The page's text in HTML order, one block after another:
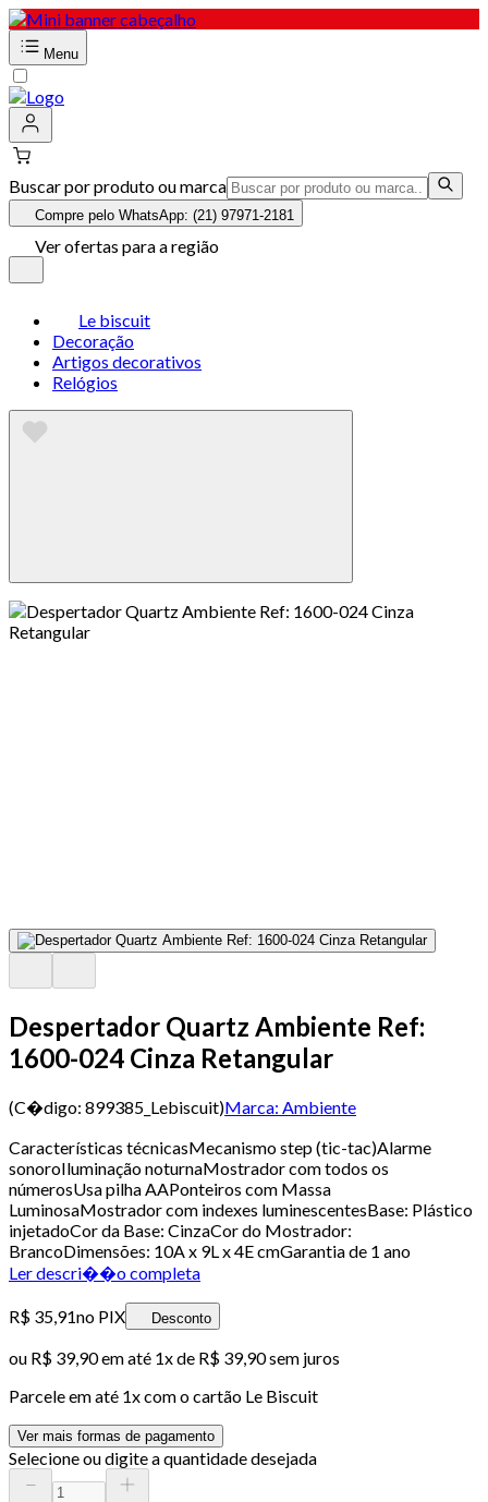
Menu
Buscar por produto ou marca
Compre pelo WhatsApp: (21) 97971-2181
Ver ofertas para a região
Le biscuit
Decoração
Artigos decorativos
Relógios
Despertador Quartz Ambiente Ref:
1600-024 Cinza Retangular
(C�digo: 899385_Lebiscuit)Marca: Ambiente
Características técnicasMecanismo step (tic-tac)Alarme
sonoroIluminação noturnaMostrador com todos os
númerosUsa pilha AAPonteiros com Massa
LuminosaMostrador com indexes luminescentesBase: Plástico
injetadoCor da Base: CinzaCor do Mostrador:
BrancoDimensões: 10A x 9L x 4E cmGarantia de 1 ano
Ler descri��o completa
R$ 35,91no PIX Desconto
ou R$ 39,90em até 1x de R$ 39,90sem juros
Parcele em até 1x com o cartão Le Biscuit
Ver mais formas de pagamento
Selecione ou digite a quantidade desejada